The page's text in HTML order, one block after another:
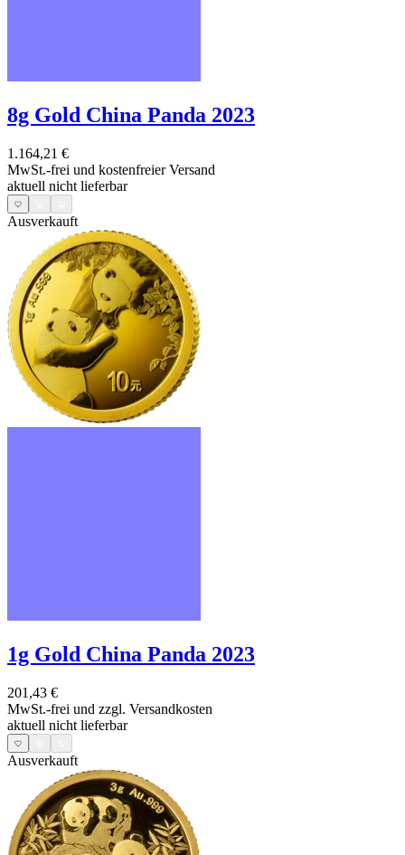
8g Gold China Panda 2023
1.164,21 €
MwSt.-frei und kostenfreier Versand
aktuell nicht lieferbar
Ausverkauft
1g Gold China Panda 2023
201,43 €
MwSt.-frei und zzgl. Versandkosten
aktuell nicht lieferbar
Ausverkauft